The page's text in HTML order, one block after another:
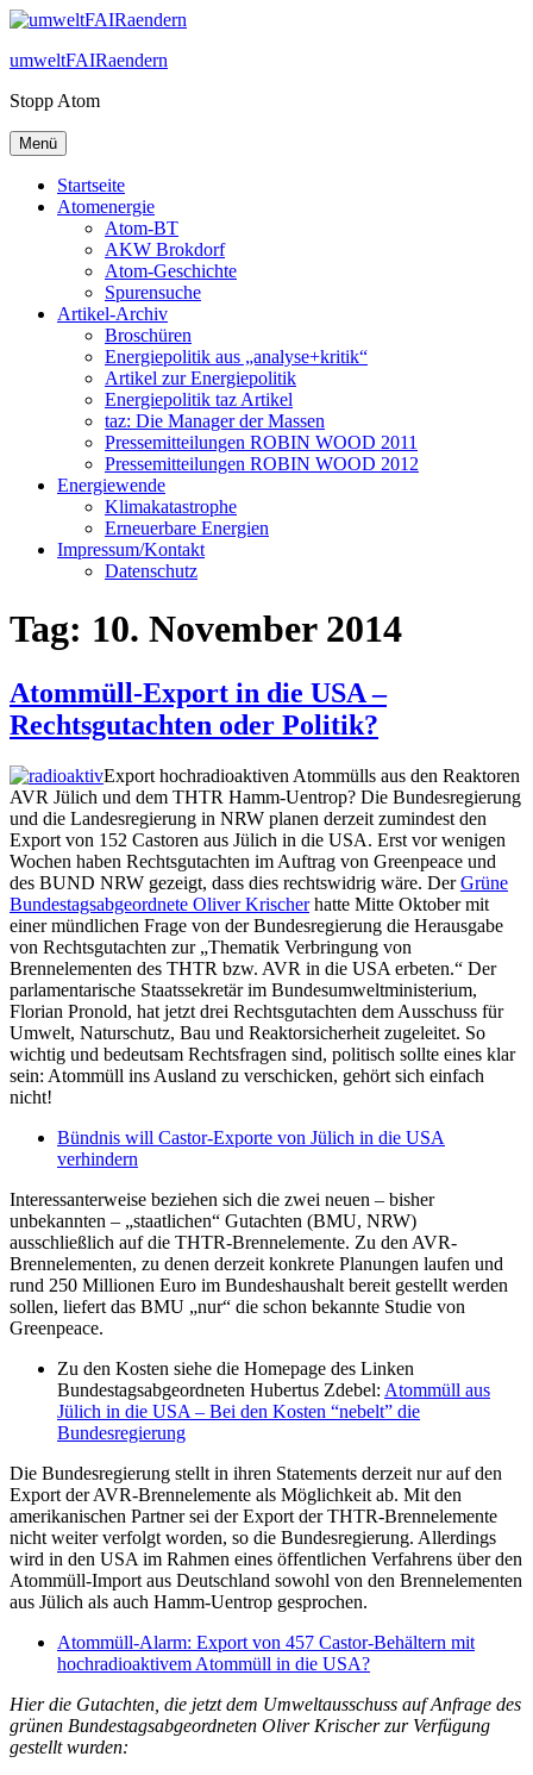
Zum
springen
umweltFAIRaendern
Stopp Atom
Menü
Startseite
Atomenergie
Atom-BT
AKW Brokdorf
Atom-Geschichte
Spurensuche
Artikel-Archiv
Broschüren
Energiepolitik aus „analyse+kritik“
Artikel zur Energiepolitik
Energiepolitik taz Artikel
taz: Die Manager der Massen
Pressemitteilungen ROBIN WOOD 2011
Pressemitteilungen ROBIN WOOD 2012
Energiewende
Klimakatastrophe
Erneuerbare Energien
Impressum/Kontakt
Datenschutz
Tag: 10. November 2014
Atommüll-Export in die USA –
Rechtsgutachten oder Politik?
Export hochradioaktiven Atommülls aus den Reaktoren
AVR Jülich und dem THTR Hamm-Uentrop? Die Bundesregierung
und die Landesregierung in NRW planen derzeit zumindest den
Export von 152 Castoren aus Jülich in die USA. Erst vor wenigen
Wochen haben Rechtsgutachten im Auftrag von Greenpeace und
des BUND NRW gezeigt, dass dies rechtswidrig wäre. DerGrüne
Bundestagsabgeordnete Oliver Krischerhatte Mitte Oktober mit
einer mündlichen Frage von der Bundesregierung die Herausgabe
von Rechtsgutachten zur „Thematik Verbringung von
Brennelementen des THTR bzw. AVR in die USA erbeten.“ Der
parlamentarische Staatssekretär im Bundesumweltministerium,
Florian Pronold, hat jetzt drei Rechtsgutachten dem Ausschuss für
Umwelt, Naturschutz, Bau und Reaktorsicherheit zugeleitet. So
wichtig und bedeutsam Rechtsfragen sind, politisch sollte eines klar
sein: Atommüll ins Ausland zu verschicken, gehört sich einfach
nicht!
Bündnis will Castor-Exporte von Jülich in die USA
verhindern
Interessanterweise beziehen sich die zwei neuen – bisher
unbekannten – „staatlichen“ Gutachten (BMU, NRW)
ausschließlich auf die THTR-Brennelemente. Zu den AVR-
Brennelementen, zu denen derzeit konkrete Planungen laufen und
rund 250 Millionen Euro im Bundeshaushalt bereit gestellt werden
sollen, liefert das BMU „nur“ die schon bekannte Studie von
Greenpeace.
Zu den Kosten siehe die Homepage des Linken
Bundestagsabgeordneten Hubertus Zdebel: Atommüll aus
Jülich in die USA – Bei den Kosten “nebelt” die
Bundesregierung
Die Bundesregierung stellt in ihren Statements derzeit nur auf den
Export der AVR-Brennelemente als Möglichkeit ab. Mit den
amerikanischen Partner sei der Export der THTR-Brennelemente
nicht weiter verfolgt worden, so die Bundesregierung. Allerdings
wird in den USA im Rahmen eines öffentlichen Verfahrens über den
Atommüll-Import aus Deutschland sowohl von den Brennelementen
aus Jülich als auch Hamm-Uentrop gesprochen.
Atommüll-Alarm: Export von 457 Castor-Behältern mit
hochradioaktivem Atommüll in die USA?
Hier die Gutachten, die jetzt dem Umweltausschuss auf Anfrage des
grünen Bundestagsabgeordneten Oliver Krischer zur Verfügung
gestellt wurden: